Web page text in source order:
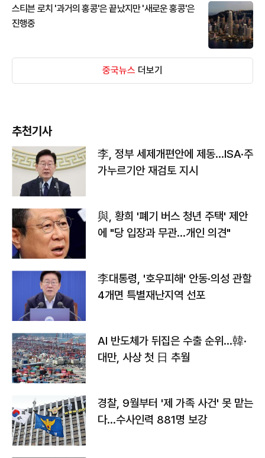
스티븐 로치 '과거의 홍콩'은 끝났지만 '새로운 홍콩'은
진행중
중국뉴스 더보기
추천기사
李, 정부 세제개편안에 제동…ISA·주
가누르기안 재검토 지시
與, 황희 '폐기 버스 청년 주택' 제안
에 "당 입장과 무관…개인 의견"
李대통령, '호우피해' 안동·의성 관할
4개면 특별재난지역 선포
AI 반도체가 뒤집은 수출 순위…韓·
대만, 사상 첫 日 추월
경찰, 9월부터 '제 가족 사건' 못 맡는
다…수사인력 881명 보강